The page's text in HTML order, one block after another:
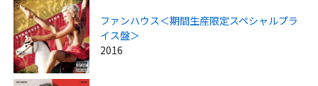
ファンハウス＜期間生産限定スペシャルプラ
イス盤＞
2016